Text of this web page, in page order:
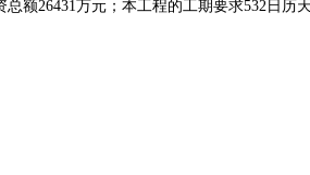
额26431万元；本工程的工期要求532日